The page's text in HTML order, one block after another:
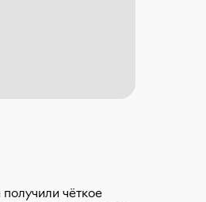
чёткое